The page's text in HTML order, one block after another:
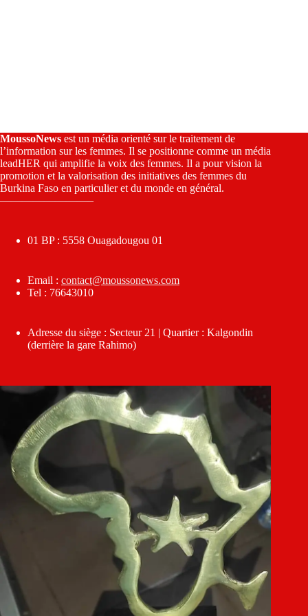
MoussoNews est un média orienté sur le traitement de
l’information sur les femmes. Il se positionne comme un média
leadHER qui amplifie la voix des femmes. Il a pour vision la
promotion et la valorisation des initiatives des femmes du
Burkina Faso en particulier et du monde en général.
————————–
01 BP : 5558 Ouagadougou 01
Email : contact@moussonews.com
Tel : 76643010
Adresse du siège : Secteur 21 | Quartier : Kalgondin
(derrière la gare Rahimo)